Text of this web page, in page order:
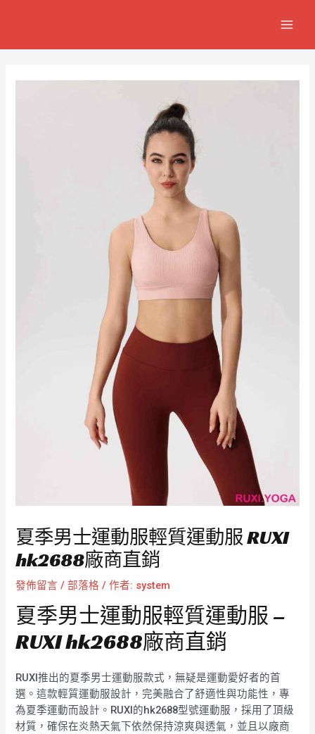
夏季男士運動服輕質運動服 RUXI
hk2688廠商直銷
發佈留言 /部落格 / 作者: system
夏季男士運動服輕質運動服 –
RUXI hk2688廠商直銷
RUXI推出的夏季男士運動服款式，無疑是運動愛好者的首
選。這款輕質運動服設計，完美融合了舒適性與功能性，專
為夏季運動而設計。RUXI的hk2688型號運動服，採用了頂級
材質，確保在炎熱天氣下依然保持涼爽與透氣，並且以廠商